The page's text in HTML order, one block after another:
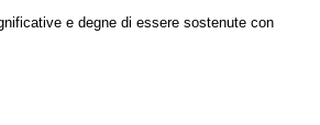
e degne di essere sostenute con